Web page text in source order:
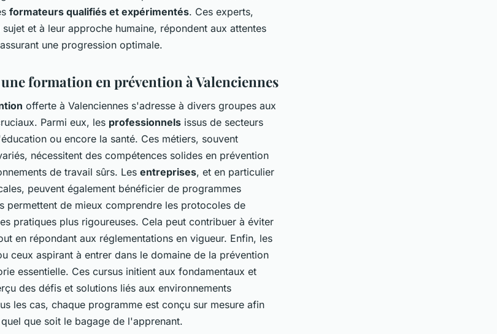
formateurs qualifiés et expérimentés. Ces experts,
et à leur approche humaine, répondent aux attentes
une progression optimale.
formation en prévention à Valenciennes
offerte à Valenciennes s'adresse à divers groupes aux
Parmi eux, les professionnels issus de secteurs
ou encore la santé. Ces métiers, souvent
nécessitent des compétences solides en prévention
de travail sûrs. Les entreprises, et en particulier
peuvent également bénéficier de programmes
permettent de mieux comprendre les protocoles de
pratiques plus rigoureuses. Cela peut contribuer à éviter
en répondant aux réglementations en vigueur. Enfin, les
ceux aspirant à entrer dans le domaine de la prévention
essentielle. Ces cursus initient aux fondamentaux et
des défis et solutions liés aux environnements
les cas, chaque programme est conçu sur mesure afin
que soit le bagage de l'apprenant.